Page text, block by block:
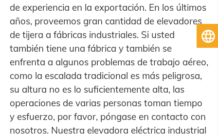
de experiencia en la exportación. En los últimos
años, proveemos gran cantidad de elevadores
de tijera a fábricas industriales. Si usted
también tiene una fábrica y también se
enfrenta a algunos problemas de trabajo aéreo,
como la escalada tradicional es más peligrosa,
su altura no es lo suficientemente alta, las
operaciones de varias personas toman tiempo
y esfuerzo, por favor, póngase en contacto con
nosotros. Nuestra elevadora eléctrica industrial